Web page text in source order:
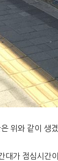
위와 같이 생
대가 점심시간